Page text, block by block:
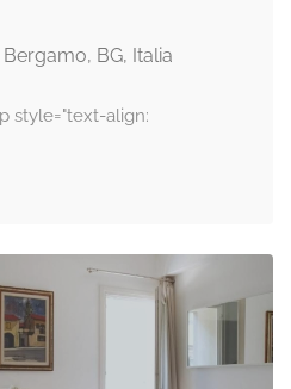
BG, Italia
style="text-align: